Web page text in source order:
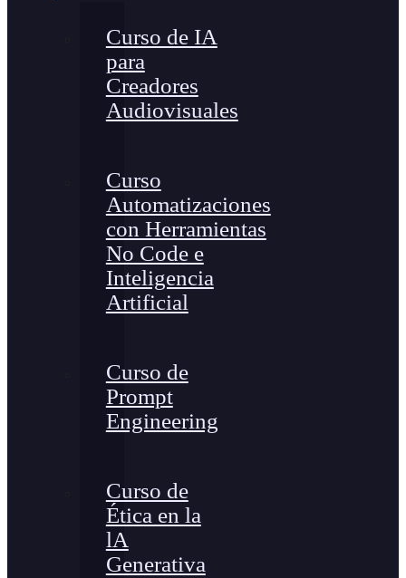
Curso de IA
para
Creadores
Audiovisuales
Curso
Automatizaciones
con Herramientas
No Code e
Inteligencia
Artificial
Curso de
Prompt
Engineering
Curso de
Ética en la
lA
Generativa